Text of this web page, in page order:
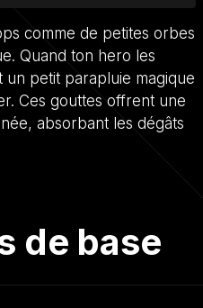
comme de petites orbes
Quand ton hero les
petit parapluie magique
Ces gouttes offrent une
absorbant les dégâts
de base